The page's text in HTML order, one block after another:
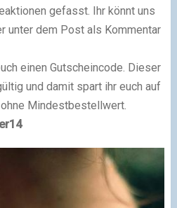
gefasst. Ihr könnt uns
unter dem Post als Kommentar
einen Gutscheincode. Dieser
und damit spart ihr euch auf
Mindestbestellwert.